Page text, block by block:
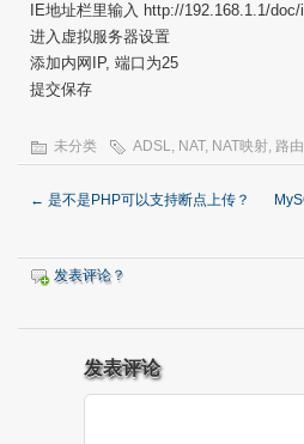
IE地址栏里输入 http://192.168.1.1/
进入虚拟服务器设置
添加内网IP, 端口为25
提交保存
未分类 ADSL, NAT, NAT映射, 路由
← 是不是PHP可以支持断点上传？
发表评论？
发表评论